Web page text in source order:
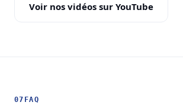
Voir nos vidéos sur YouTube
07 FAQ